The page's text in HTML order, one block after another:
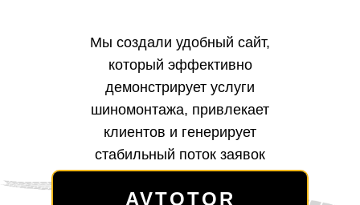
Мы создали удобный сайт,
который эффективно
демонстрирует услуги
шиномонтажа, привлекает
клиентов и генерирует
стабильный поток заявок